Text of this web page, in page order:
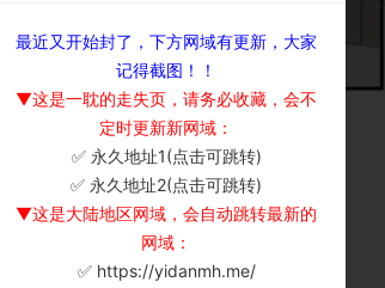
最近又开始封了，下方网域有更新，大家
记得截图！！
▼这是一耽的走失页，请务必收藏，会不
定时更新新网域：
✅ 永久地址1(点击可跳转)
✅ 永久地址2(点击可跳转)
▼这是大陆地区网域，会自动跳转最新的
网域：
✅ https://yidanmh.me/